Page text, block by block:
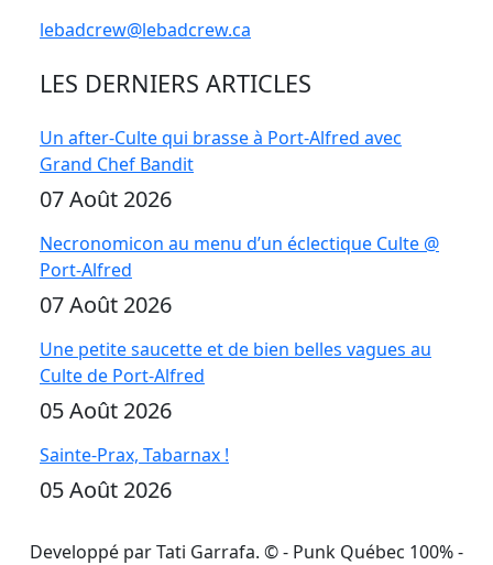
lebadcrew@lebadcrew.ca
LES DERNIERS ARTICLES
Un after-Culte qui brasse à Port-Alfred avec
Grand Chef Bandit
07 Août 2026
Necronomicon au menu d’un éclectique Culte @
Port-Alfred
07 Août 2026
Une petite saucette et de bien belles vagues au
Culte de Port-Alfred
05 Août 2026
Sainte-Prax, Tabarnax !
05 Août 2026
Developpé par Tati Garrafa. ©- Punk Québec 100% -